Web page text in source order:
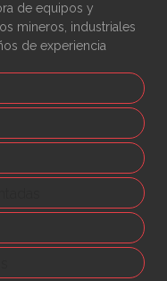
de equipos y
mineros, industriales
de experiencia